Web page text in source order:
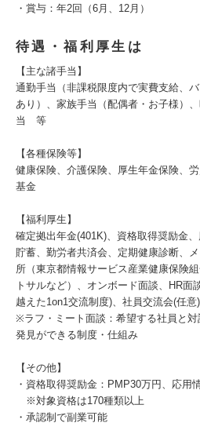
・賞与：年2回（6月、12月）
待遇・福利厚生は
【主な諸手当】
通勤手当（非課税限度内で実費支給、
あり）、家族手当（配偶者・お子様）
当 等
【各種保険等】
健康保険、介護保険、厚生年金保険、
基金
【福利厚生】
確定拠出年金(401K)、資格取得奨励金
貯蓄、勤労者共済会、定期健康診断、
所（東京都情報サービス産業健康保険
トサルなど）、オンボード面談、HR面
越えた1on1交流制度)、社員交流会(任
※ラフ・ミート面談：希望する社員と
発見ができる制度・仕組み
【その他】
・資格取得奨励金：PMP30万円、応
※対象資格は170種類以上
・承認制で副業可能